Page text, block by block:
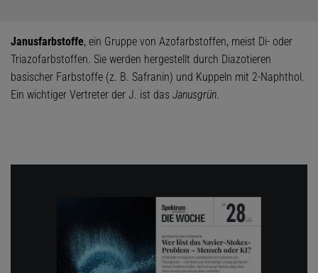
Janusfarbstoffe, ein Gruppe von Azofarbstoffen, meist Di- oder
Triazofarbstoffen. Sie werden hergestellt durch Diazotieren
basischer Farbstoffe (z. B. Safranin) und Kuppeln mit 2-Naphthol.
Ein wichtiger Vertreter der J. ist das Janusgrün.